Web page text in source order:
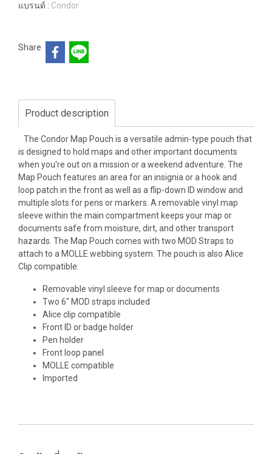
แบรนด์ : Condor
Share
Product description
The Condor Map Pouch is a versatile admin-type pouch that
is designed to hold maps and other important documents
when you're out on a mission or a weekend adventure. The
Map Pouch features an area for an insignia or a hook and
loop patch in the front as well as a flip-down ID window and
multiple slots for pens or markers. A removable vinyl map
sleeve within the main compartment keeps your map or
documents safe from moisture, dirt, and other transport
hazards. The Map Pouch comes with two MOD Straps to
attach to a MOLLE webbing system. The pouch is also Alice
Clip compatible.
Removable vinyl sleeve for map or documents
Two 6" MOD straps included
Alice clip compatible
Front ID or badge holder
Pen holder
Front loop panel
MOLLE compatible
Imported